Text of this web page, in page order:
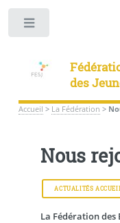
des
Accueil > La Fédération >
Nous
ACTUALITÉS
La Fédération des
Panneau de gestion des